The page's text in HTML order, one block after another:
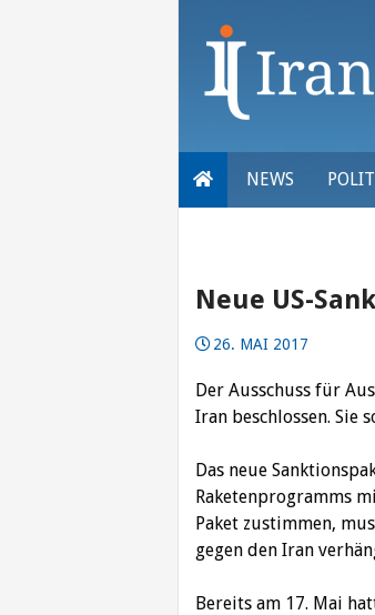
NEWS
Neue US-
26. MAI 2017
Der Ausschuss für
Iran beschlossen. Sie
Das neue
Raketenprogramms
Paket zustimmen,
gegen den Iran
Bereits am 17. Mai